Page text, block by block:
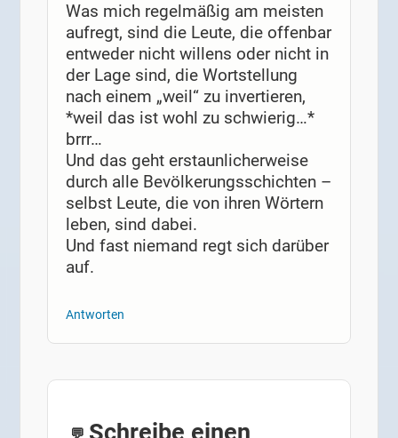
Was mich regelmäßig am meisten
aufregt, sind die Leute, die offenbar
entweder nicht willens oder nicht in
der Lage sind, die Wortstellung
nach einem „weil“ zu invertieren,
*weil das ist wohl zu schwierig…*
brrr…
Und das geht erstaunlicherweise
durch alle Bevölkerungsschichten –
selbst Leute, die von ihren Wörtern
leben, sind dabei.
Und fast niemand regt sich darüber
auf.
Antworten
Schreibe einen